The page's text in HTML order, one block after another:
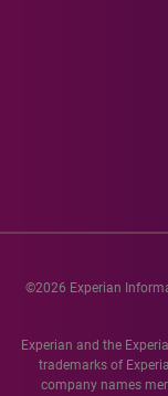
©2026 Experian
Experian and the
trademarks of
company names